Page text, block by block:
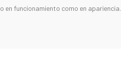
funcionamiento como en apariencia.